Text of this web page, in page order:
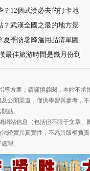
？12個武漢必去的打卡地
？武漢全國之最的地方景
夏季防暑降溫用品清單圖
最佳旅游時間是幾月份到
導方案；請謹慎參閱，本站不承
公開渠道，僅供學習與參考，
點。
網站信息（包括但不限于文章
證實其真實性，不為其版權負
理。